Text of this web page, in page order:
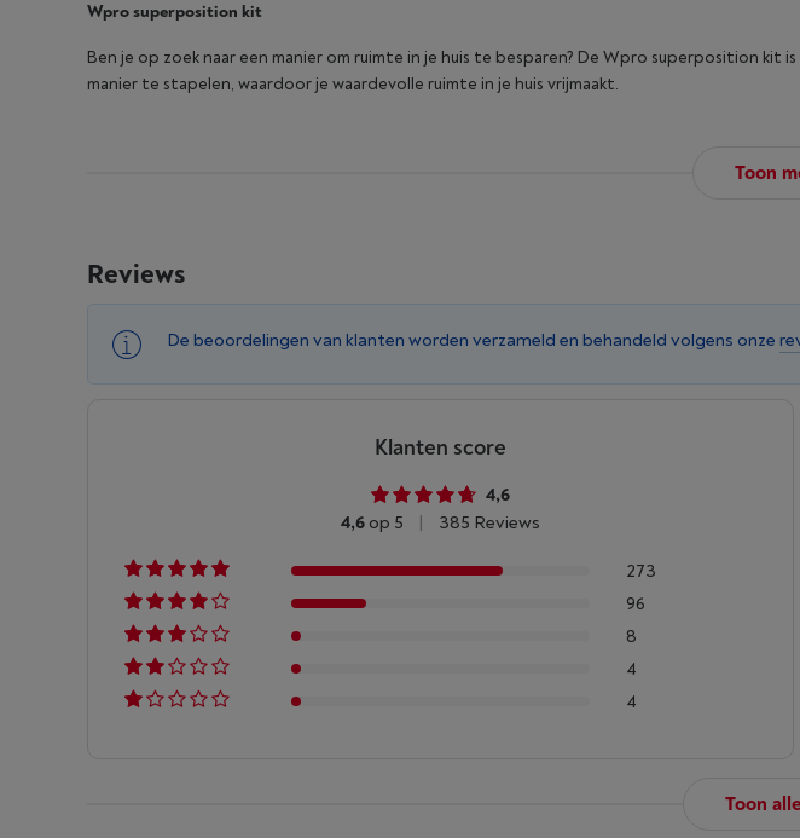
Wpro superposition kit
Ben je op zoek naar een manier om ruimte in je huis te besparen? De Wpro superposition
manier te stapelen, waardoor je waardevolle ruimte in je huis vrijmaakt.
Toon
Reviews
De beoordelingen van klanten worden verzameld en behandeld volgens onze
Klanten score
4,6
4,6 op 5 | 385 Reviews
273
96
8
4
4
Toon